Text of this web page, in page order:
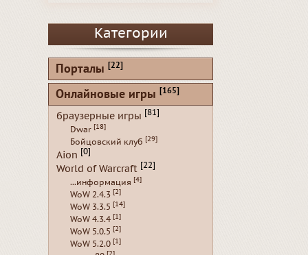
Категории
Порталы [22]
Онлайновые игры [165]
браузерные игры [81]
Dwar [18]
Бойцовский клуб [29]
Aion [0]
World of Warcraft [22]
...информация [4]
WoW 2.4.3 [2]
WoW 3.3.5 [14]
WoW 4.3.4 [1]
WoW 5.0.5 [2]
WoW 5.2.0 [1]